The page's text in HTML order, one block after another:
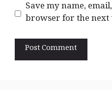
Save my name,
browser for the next